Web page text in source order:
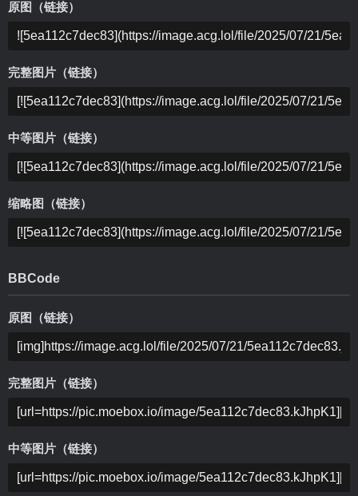
原图（链接）
完整图片（链接）
中等图片（链接）
缩略图（链接）
BBCode
原图（链接）
完整图片（链接）
中等图片（链接）